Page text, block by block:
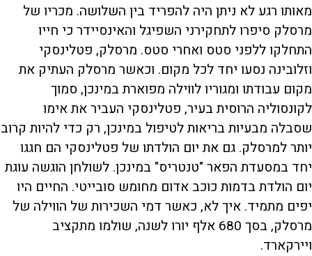
מאותו רגע לא ניתן היה להפריד בין השלושה. מכריו של
מרסלק סיפרו לתחקירני השפיגל והאינסיידר כי חייו
התחלקו ללפני סטס ואחרי סטס. מרסלק, פטלינסקי
וזלובינה נסעו יחד לכל מקום. וכאשר מרסלק העתיק את
מקום עבודתו ומגוריו לווילה מפוארת במינכן, סמוך
לקונסוליה הרוסית בעיר, פטלינסקי העביר את אימו
שסבלה מבעיות בריאות לטיפול במינכן, רק כדי להיות קרוב
יותר למרסלק. גם את יום הולדתו של פטלינסקי הם חגגו
יחד במסעדת הפאר "טנטריס" במינכן. לשולחן הוגשה עוגת
יום הולדת בדמות כוכב אדום מחומש סובייטי. החיים היו
יפים מתמיד. איך לא, כאשר דמי השכירות של הווילה של
מרסלק, בסך 680 אלף יורו לשנה, שולמו מתקציב
ויירקארד.